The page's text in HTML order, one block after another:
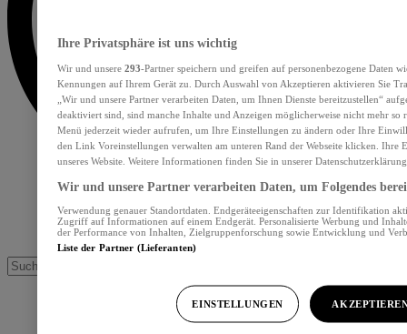
Ihre Privatsphäre ist uns wichtig
Wir und unsere 293-Partner speichern und greifen auf personenbezogene Daten
Kennungen auf Ihrem Gerät zu. Durch Auswahl von Akzeptieren aktivieren Sie
„Wir und unsere Partner verarbeiten Daten, um Ihnen Dienste bereitzustellen“
deaktiviert sind, sind manche Inhalte und Anzeigen möglicherweise nicht mehr so
Menü jederzeit wieder aufrufen, um Ihre Einstellungen zu ändern oder Ihre
den Link Voreinstellungen verwalten am unteren Rand der Webseite klicken. Ihre
unseres Website. Weitere Informationen finden Sie in unserer
Wir und unsere Partner verarbeiten Daten, um Folgendes
Verwendung genauer Standortdaten. Endgeräteeigenschaften zur Identifikation
Zugriff auf Informationen auf einem Endgerät. Personalisierte Werbung und
der Performance von Inhalten, Zielgruppenforschung sowie Entwicklung und
Liste der Partner (Lieferanten)
EINSTELLUNGEN